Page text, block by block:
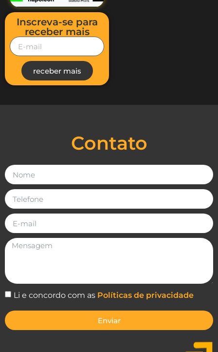
Inscreva-se para
receber mais
receber mais
Contato
Li e concordo com as Políticas de privacidade
Enviar